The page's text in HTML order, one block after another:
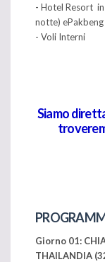
- Hotel Resort in
notte)
- Voli Interni
Siamo
Giorno 01:
THAILANDIA